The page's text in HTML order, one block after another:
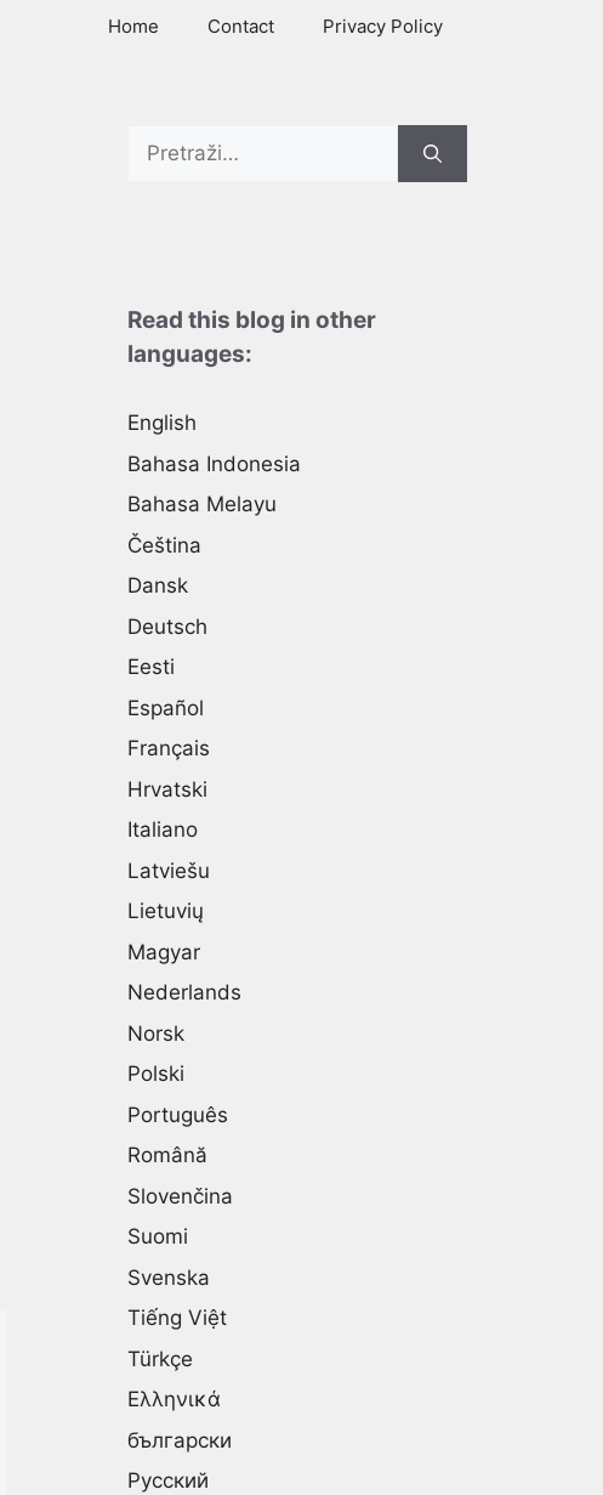
Home Contact Privacy Policy
Search
Read this blog in other
languages:
English
Bahasa Indonesia
Bahasa Melayu
Čeština
Dansk
Deutsch
Eesti
Español
Français
Hrvatski
Italiano
Latviešu
Lietuvių
Magyar
Nederlands
Norsk
Polski
Português
Română
Slovenčina
Suomi
Svenska
Tiếng Việt
Türkçe
Ελληνικά
български
Русский